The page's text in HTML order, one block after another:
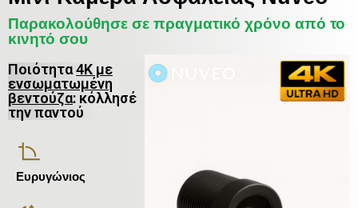
Παρακολούθησε σε πραγματικό χρόνο από το
κινητό σου
Ποιότητα4K με
ενσωματωμένη
βεντούζα: κόλλησέ
την παντού
Ευρυγώνιος